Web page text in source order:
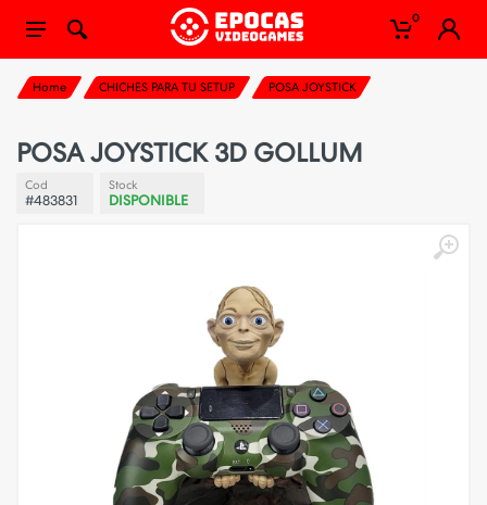
0
Home CHICHES PARA TU SETUP POSA JOYSTICK
POSA JOYSTICK 3D GOLLUM
Cod
#483831
Stock
DISPONIBLE